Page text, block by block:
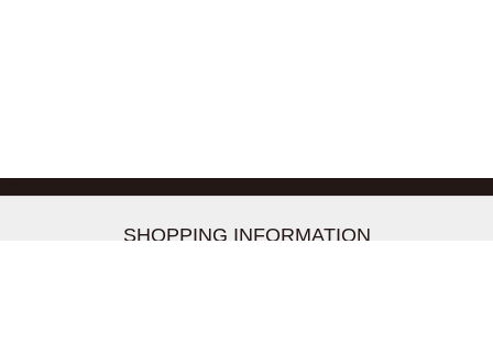
SHOPPING INFORMATION